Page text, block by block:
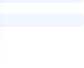
je van